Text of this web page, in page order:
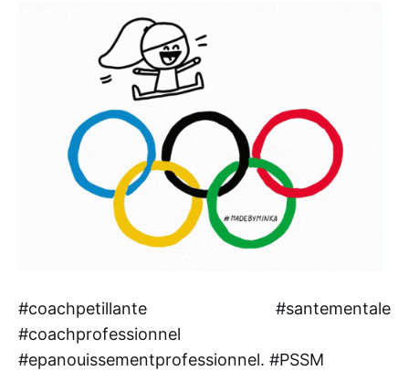
#coachpetillante #santementale
#coachprofessionnel
#epanouissementprofessionnel. #PSSM